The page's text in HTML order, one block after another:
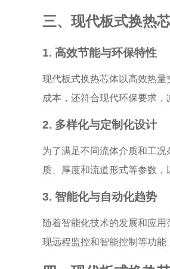
三、现代板式换热
1. 高效节能与环保特性
现代板式换热芯体以高效热
成本，还符合现代环保要求，
2. 多样化与定制化设计
为了满足不同流体介质和工
质、厚度和流道形式等参数，
3. 智能化与自动化趋势
随着智能化技术的发展和应
现远程监控和智能控制等功能